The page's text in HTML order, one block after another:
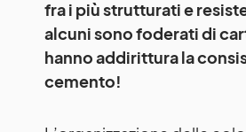
fra i più strutturati e
alcuni sono foderati di
hanno addirittura la
cemento!